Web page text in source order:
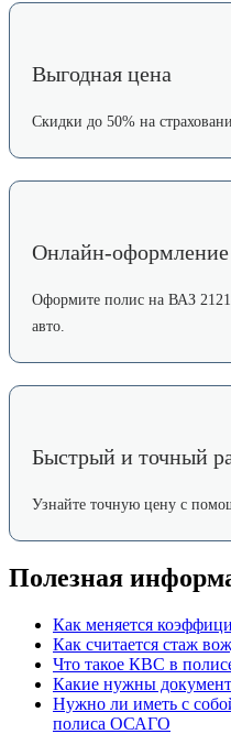
Выгодная цена
Скидки до 50% на
Онлайн-оформление
Оформите полис на ВАЗ
авто.
Быстрый и точный
Узнайте точную цену с
Полезная
Как меняется
Как считается стаж
Что такое КВС в
Какие нужны
Нужно ли иметь с
полиса ОСАГО